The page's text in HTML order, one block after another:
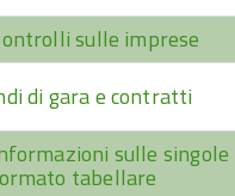
sulle imprese
di gara e contratti
sulle singole
tabellare